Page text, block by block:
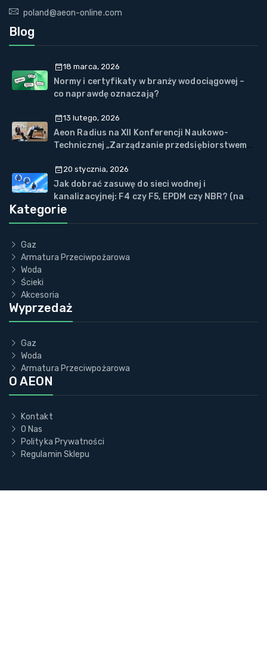
poland@aeon-online.com
Blog
18 marca, 2026
Normy i certyfikaty w branży wodociągowej –
co naprawdę oznaczają?
13 lutego, 2026
Aeon Radius na XII Konferencji Naukowo-
Technicznej „Zarządzanie przedsiębiorstwem
20 stycznia, 2026
Jak dobrać zasuwę do sieci wodnej i
kanalizacyjnej: F4 czy F5, EPDM czy NBR? (na
przykładzie ECOVALVE™)
Kategorie
Gaz
Armatura Przeciwpożarowa
Woda
Ścieki
Akcesoria
Wyprzedaż
Gaz
Woda
Armatura Przeciwpożarowa
O AEON
Kontakt
O Nas
Polityka Prywatności
Regulamin Sklepu